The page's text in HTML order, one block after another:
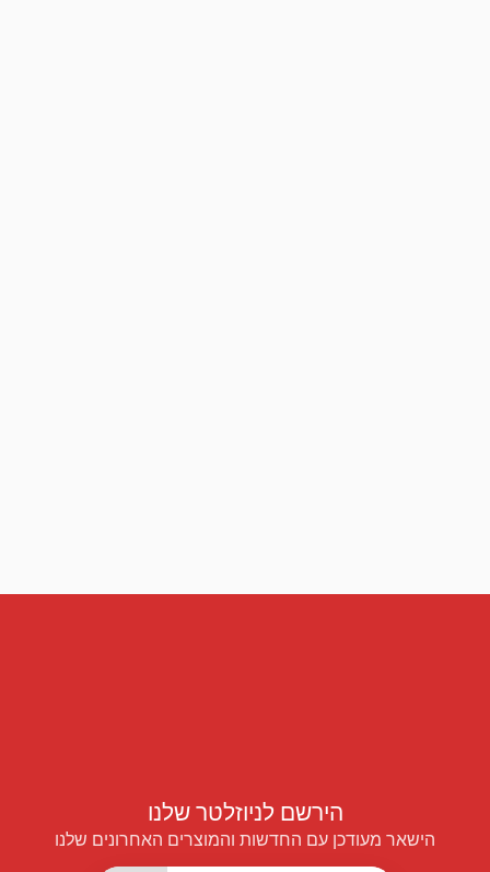
הירשם לניוזלטר שלנו
הישאר מעודכן עם החדשות והמוצרים האחרונים שלנו